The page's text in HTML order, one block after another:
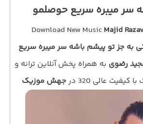
سر میبره سریع حوصلمو
Download New Music Majid
به جز تو پیشم باشه سر میبره سریع
رضوی به همراه پخش آنلاین ترانه و
عالی 320 در
جهش موزیک